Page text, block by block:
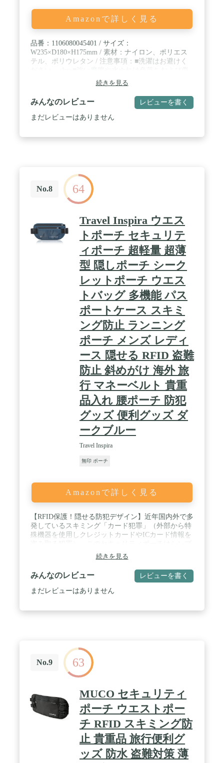
ルフ、釣り、休日活動などに便利なイヤホンを携帯
して、いつでもどこでも感動的な音楽を聞くことが
できます。携帯の落下を心配する必要はありませ
Amazonで詳しく見る
品番：1106080045401 / サイズ：
W235×D180×H175mm / 素材：ナイロン、ポリエス
テル、ポリウレタン / 注意事項：■洗濯はお避けく
の原因となりますのでお避けください。<br>■汚れ
を落とす場合は薄めた中性洗剤を布に含ませ拭き取
ってください。ベンジン・シンナー類は使用しない
でください。<br>■商品に強い衝撃、過度の荷重を
加えますと破損の原因になりますので、ご使用の際
続きを見る
みんなのレビュー レビューを書く
まだレビューはありません
No.8 64
Travel Inspira ウエス
トポーチ セキュリテ
ィポーチ 超軽量 超薄
型 隠しポーチ シーク
レットポーチ ウエス
トバッグ 多機能 パス
ポートケース スキミ
ング防止 ランニング
ポーチ メンズ レディ
ース 隠せる RFID 盗難
防止 斜めがけ 海外 旅
行 マネーベルト 貴重
品入れ 腰ポーチ 防犯
グッズ 便利グッズ ダ
ークブルー
Travel Inspira
無印 ポーチ
Amazonで詳しく見る
【RFID保護！隠せる防犯デザイン】近年国内外で多
発しているスキミング「カード犯罪」（外部から特
殊機器を使用しクレジットカードやICカード情報を
ルですが、機能をぎゅっと詰め込んで作った腹巻き
タイプのセキュリティぽーちです！セキュリティぽ
ーち機能が貴重品を守るポーチ！スキミング防止ポ
ケットを搭載、スキミングを遮断して。個人重要情
報の安全性を確保する！ / 【容量最適&薄型＆超軽
は、通気性がよく蒸れにくいメッシュ素材のポケッ
トになっています。0.4cmの薄型設計のため服の下
に隠して装着できる超薄型タイプで、着用を忘れる
くらいのフィット感。貴重品を持ち運びできる、盗
難防止に役立ちますばっぐ。体にフィットする伸縮
ベルト採用、すぐに伸びてフニャフニャしない上質
のものを採用しています。場合によって、ウエスト
の長さは自由に調整できる。持ち運びに負担がな
い、フィット感が高く、腰に負担が少ない。特に長
距離旅行やジムでの使用に適しています。一日中快
適に着用旅行グッズです。 / 【コンパクトなのに3
ポケット搭載】セキュリティバッグは薄型 軽量のデ
ザインですが、3ポケット搭載があり収納十分便利
続きを見る
みんなのレビュー レビューを書く
まだレビューはありません
No.9 63
MUCO セキュリティ
ポーチ ウエストポー
チ RFID スキミング防
止 貴重品 旅行便利グ
ッズ 防水 盗難対策 薄